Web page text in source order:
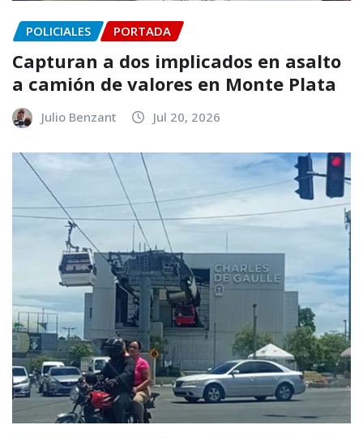
POLICIALES PORTADA
Capturan a dos implicados en asalto
a camión de valores en Monte Plata
Julio Benzant Jul 20, 2026